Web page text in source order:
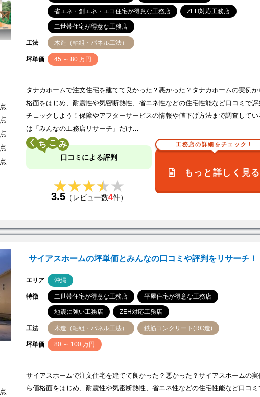
省エネ・創エネ・エコ住宅が得意な工務店 ZEH対応工務店
二世帯住宅が得意な工務店
工法 木造（軸組・パネル工法）
坪単価 45 ～ 80 万円
タナカホームで注文住宅を建てて良かった？悪かった？タナカホームの実例か
格面をはじめ、耐震性や気密断熱性、省エネ性などの住宅性能など口コミで評
チェックしよう！保障やアフターサービスの情報や値下げ方法まで調査してい
は「みんなの工務店リサーチ」だけ…
く こ
口コミによる評判
★★★★★
★★★★★
3.5（レビュー数4件）
工務店の詳細をチェック！
もっと詳しく見る
サイアスホームの坪単価とみんなの口コミや評判をリサーチ！
エリア 沖縄
特徴 二世帯住宅が得意な工務店 平屋住宅が得意な工務店
地震に強い工務店 ZEH対応工務店
工法 木造（軸組・パネル工法） 鉄筋コンクリート(RC造)
坪単価 80 ～ 100 万円
サイアスホームで注文住宅を建てて良かった？悪かった？サイアスホームの実
ら価格面をはじめ、耐震性や気密断熱性、省エネ性などの住宅性能など口コミ